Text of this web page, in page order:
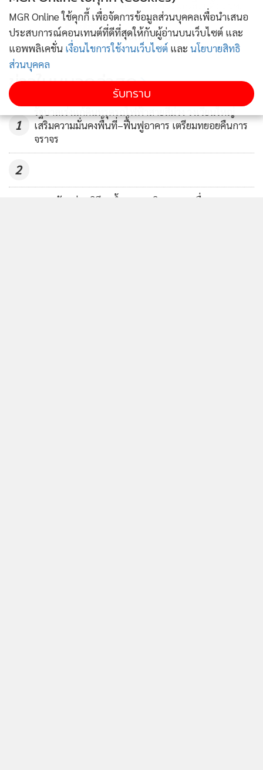
2,879
Vote” ศึกษาข้อมูลเลือกตั้ง อบต.
กกต.เปิดยอดรับสมัคร อบต.วันแรก
สมัครมากสุด
แสดงเพิ่มเติม
ข่าวในหมวดล่าสุด
1
เสริมความมั่นคงพื้นที่–ฟื้นฟูอาคาร เตรียมทยอยคืนการ
จราจร
2
"ยศชนัน" ร่วมพิธีรดน้ำศพ "ครูทิวาพร" เหยื่อเหตุสลด
MGR Online ใช้คุกกี้ เพื่อจัดการข้อมูลส่วนบุคคลเพื่อนำเสนอ
ประสบการณ์คอนเทนต์ที่ดีที่สุดให้กับผู้อ่านบนเว็บไซต์ และ
แอพพลิเคชั่น เงื่อนไขการใช้งานเว็บไซต์ และ นโยบายสิทธิ
ส่วนบุคคล
รับทราบ